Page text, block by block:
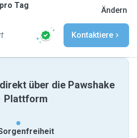
Tag
Ändern
Kontaktiere
über die Pawshake
Plattform